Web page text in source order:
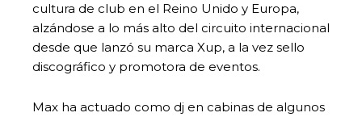
cultura de club en el Reino Unido y Europa,
alzándose a lo más alto del circuito internacional
desde que lanzó su marca Xup, a la vez sello
discográfico y promotora de eventos.
Max ha actuado como dj en cabinas de algunos